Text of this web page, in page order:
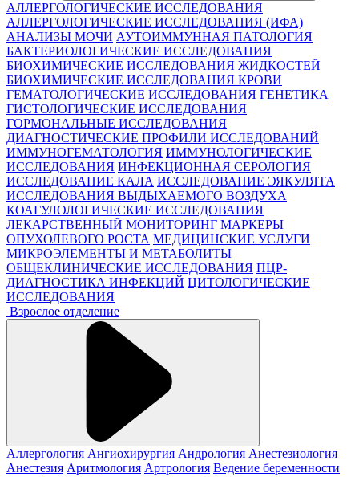
АЛЛЕРГОЛОГИЧЕСКИЕ ИССЛЕДОВАНИЯ
АЛЛЕРГОЛОГИЧЕСКИЕ ИССЛЕДОВАНИЯ (ИФА)
АНАЛИЗЫ МОЧИ АУТОИММУННАЯ ПАТОЛОГИЯ
БАКТЕРИОЛОГИЧЕСКИЕ ИССЛЕДОВАНИЯ
БИОХИМИЧЕСКИЕ ИССЛЕДОВАНИЯ ЖИДКОСТЕЙ
БИОХИМИЧЕСКИЕ ИССЛЕДОВАНИЯ КРОВИ
ГЕМАТОЛОГИЧЕСКИЕ ИССЛЕДОВАНИЯ ГЕНЕТИКА
ГИСТОЛОГИЧЕСКИЕ ИССЛЕДОВАНИЯ
ГОРМОНАЛЬНЫЕ ИССЛЕДОВАНИЯ
ДИАГНОСТИЧЕСКИЕ ПРОФИЛИ ИССЛЕДОВАНИЙ
ИММУНОГЕМАТОЛОГИЯ ИММУНОЛОГИЧЕСКИЕ
ИССЛЕДОВАНИЯ ИНФЕКЦИОННАЯ СЕРОЛОГИЯ
ИССЛЕДОВАНИЕ КАЛА ИССЛЕДОВАНИЕ ЭЯКУЛЯТА
ИССЛЕДОВАНИЯ ВЫДЫХАЕМОГО ВОЗДУХА
КОАГУЛОЛОГИЧЕСКИЕ ИССЛЕДОВАНИЯ
ЛЕКАРСТВЕННЫЙ МОНИТОРИНГ МАРКЕРЫ
ОПУХОЛЕВОГО РОСТА МЕДИЦИНСКИЕ УСЛУГИ
МИКРОЭЛЕМЕНТЫ И МЕТАБОЛИТЫ
ОБЩЕКЛИНИЧЕСКИЕ ИССЛЕДОВАНИЯ ПЦР-
ДИАГНОСТИКА ИНФЕКЦИЙ ЦИТОЛОГИЧЕСКИЕ
ИССЛЕДОВАНИЯ
Взрослое отделение
Аллергология Ангиохирургия Андрология Анестезиология
Анестезия Аритмология Артрология Ведение беременности